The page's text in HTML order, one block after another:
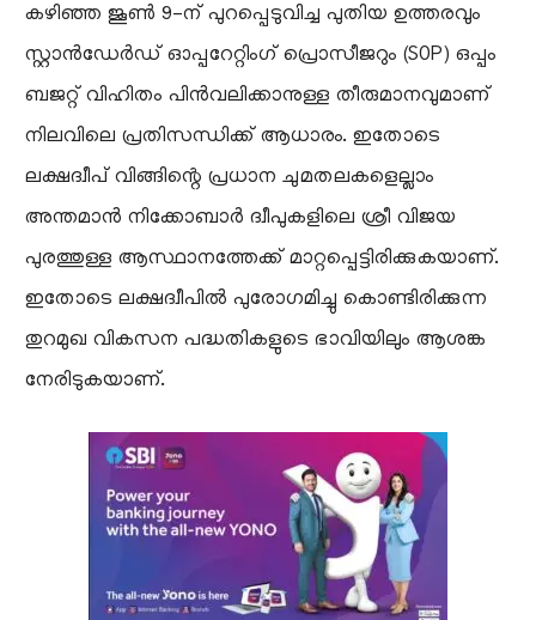
കഴിഞ്ഞ ജൂൺ 9-ന് പുറപ്പെടുവിച്ച പുതിയ ഉത്തരവും
സ്റ്റാൻഡേർഡ് ഓപ്പറേറ്റിംഗ് പ്രൊസീജറും (SOP) ഒപ്പം
ബജറ്റ് വിഹിതം പിൻവലിക്കാനുള്ള തീരുമാനവുമാണ്
നിലവിലെ പ്രതിസന്ധിക്ക് ആധാരം. ഇതോടെ
ലക്ഷദ്വീപ് വിങ്ങിന്റെ പ്രധാന ചുമതലകളെല്ലാം
അന്തമാൻ നിക്കോബാർ ദ്വീപുകളിലെ ശ്രീ വിജയ
പുരത്തുള്ള ആസ്ഥാനത്തേക്ക് മാറ്റപ്പെട്ടിരിക്കുകയാണ്.
ഇതോടെ ലക്ഷദ്വീപിൽ പുരോഗമിച്ചു കൊണ്ടിരിക്കുന്ന
തുറമുഖ വികസന പദ്ധതികളുടെ ഭാവിയിലും ആശങ്ക
നേരിടുകയാണ്.